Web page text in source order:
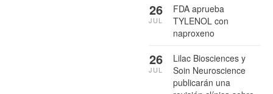
FDA aprueba
TYLENOL con
naproxeno
26
JUL
Lilac Biosciences y
Soin Neuroscience
publicarán una
26
JUL